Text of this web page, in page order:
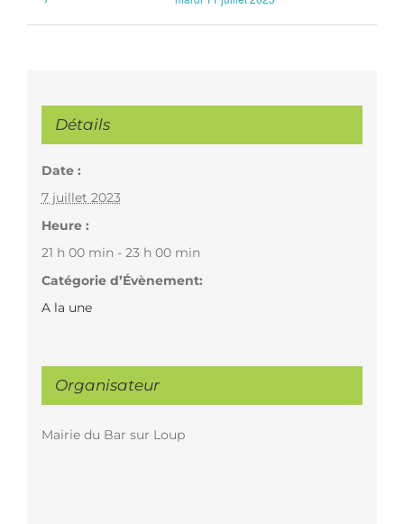
Détails
Date :
7 juillet 2023
Heure :
21 h 00 min - 23 h 00 min
Catégorie d’Évènement:
A la une
Organisateur
Mairie du Bar sur Loup